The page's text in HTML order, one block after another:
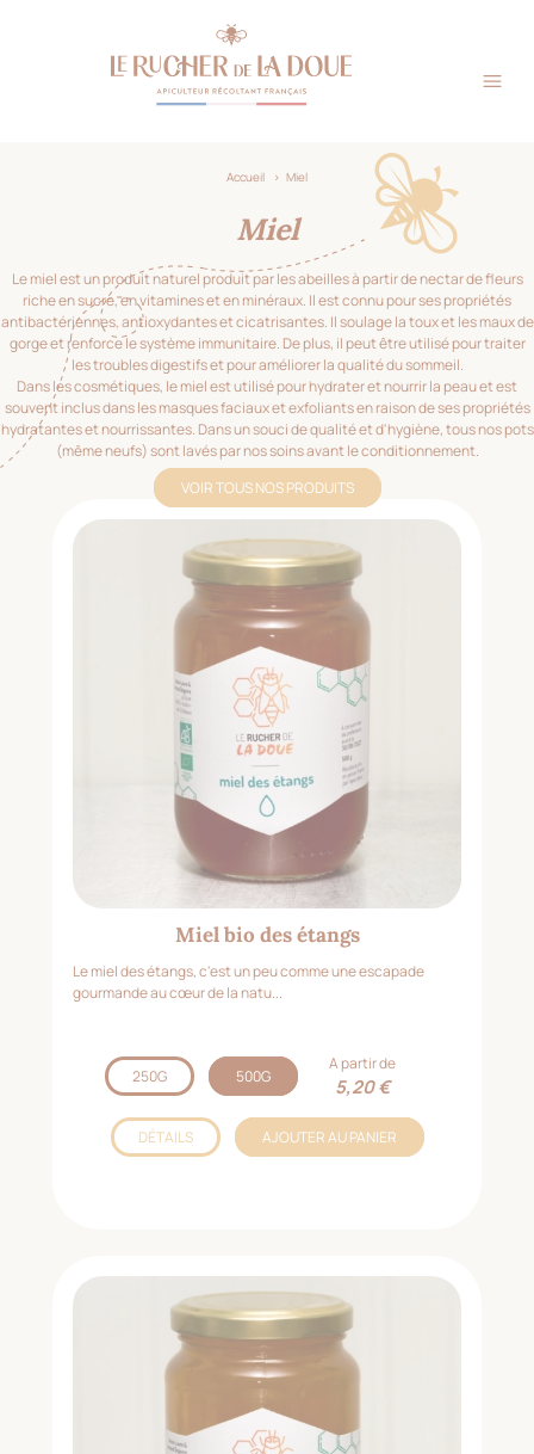
Accueil > Miel
Miel
Le miel est un produit naturel produit par les abeilles à partir de nectar de fleurs
riche en sucre, en vitamines et en minéraux. Il est connu pour ses propriétés
antibactériennes, antioxydantes et cicatrisantes. Il soulage la toux et les maux de
gorge et renforce le système immunitaire. De plus, il peut être utilisé pour traiter
les troubles digestifs et pour améliorer la qualité du sommeil.
Dans les cosmétiques, le miel est utilisé pour hydrater et nourrir la peau et est
souvent inclus dans les masques faciaux et exfoliants en raison de ses propriétés
hydratantes et nourrissantes. Dans un souci de qualité et d'hygiène, tous nos pots
(même neufs) sont lavés par nos soins avant le conditionnement.
VOIR TOUS NOS PRODUITS
Miel bio des étangs
Le miel des étangs, c'est un peu comme une escapade
gourmande au cœur de la natu...
250G 500G
A partir de
5,20 €
DÉTAILS AJOUTER AU PANIER